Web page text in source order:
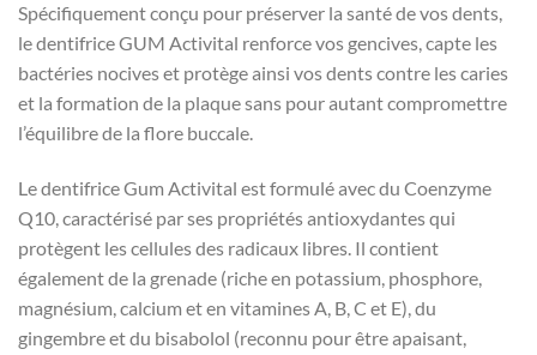
Spécifiquement conçu pour préserver la santé de vos dents,
le dentifrice GUM Activital renforce vos gencives, capte les
bactéries nocives et protège ainsi vos dents contre les caries
et la formation de la plaque sans pour autant compromettre
l’équilibre de la flore buccale.
Le dentifrice Gum Activital est formulé avec du Coenzyme
Q10, caractérisé par ses propriétés antioxydantes qui
protègent les cellules des radicaux libres. Il contient
également de la grenade (riche en potassium, phosphore,
magnésium, calcium et en vitamines A, B, C et E), du
gingembre et du bisabolol (reconnu pour être apaisant,